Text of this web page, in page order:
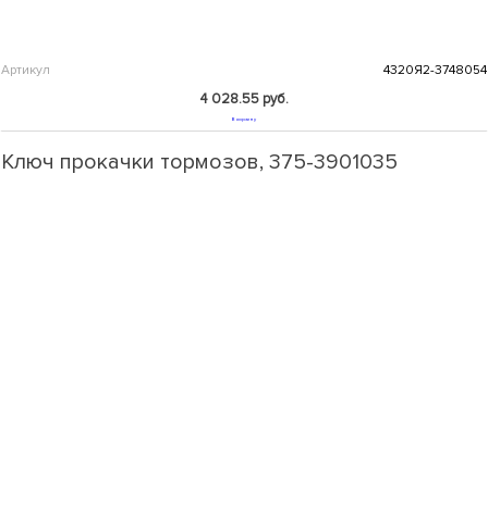
Артикул 4320Я2-3748054
4 028.55 руб.
В корзину
Ключ прокачки тормозов, 375-3901035